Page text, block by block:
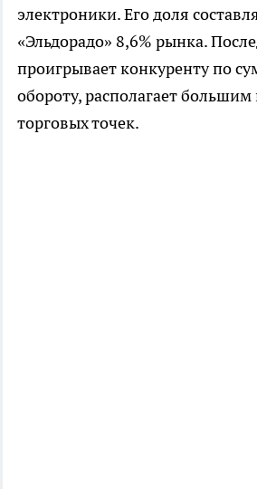
электроники. Его доля
«Эльдорадо» 8,6% рынка.
проигрывает конкуренту по
обороту, располагает
торговых точек.